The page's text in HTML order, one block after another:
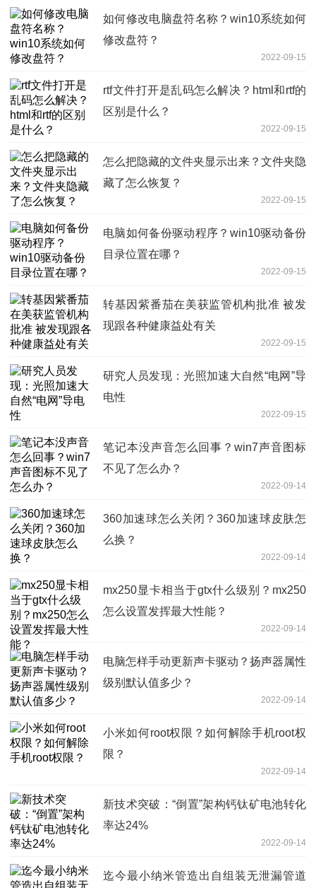
如何修改电脑盘符名称？win10系统如何
修改盘符？
2022-09-15
rtf文件打开是乱码怎么解决？html和rtf的
区别是什么？
2022-09-15
怎么把隐藏的文件夹显示出来？文件夹隐
藏了怎么恢复？
2022-09-15
电脑如何备份驱动程序？win10驱动备份
目录位置在哪？
2022-09-15
转基因紫番茄在美获监管机构批准 被发
现跟各种健康益处有关
2022-09-15
研究人员发现：光照加速大自然“电网”导
电性
2022-09-15
笔记本没声音怎么回事？win7声音图标
不见了怎么办？
2022-09-14
360加速球怎么关闭？360加速球皮肤怎
么换？
2022-09-14
mx250显卡相当于gtx什么级别？mx250
怎么设置发挥最大性能？
2022-09-14
电脑怎样手动更新声卡驱动？扬声器属性
级别默认值多少？
2022-09-14
小米如何root权限？如何解除手机root权
限？
2022-09-14
新技术突破：“倒置”架构钙钛矿电池转化
率达24%
2022-09-14
迄今最小纳米管造出自组装无泄漏管道